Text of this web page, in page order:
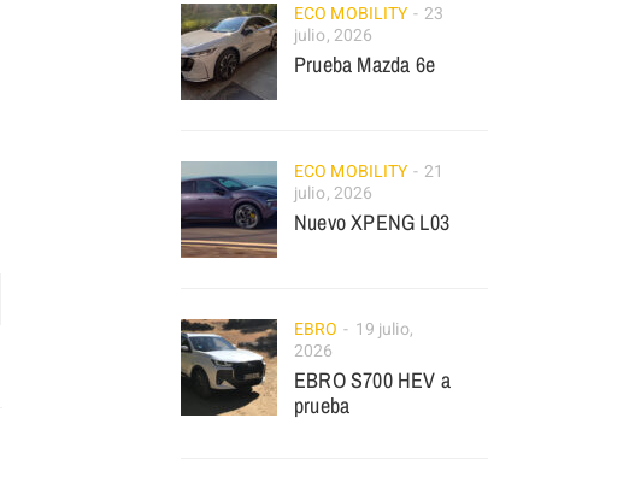
ECO MOBILITY
23
julio, 2026
Prueba Mazda 6e
ECO MOBILITY
21
julio, 2026
Nuevo XPENG L03
EBRO
19 julio,
2026
EBRO S700 HEV a
prueba